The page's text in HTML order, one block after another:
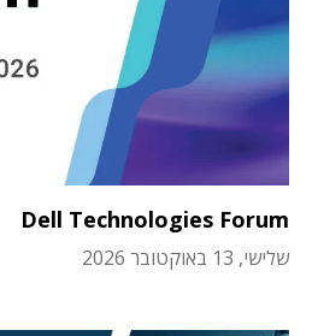
Dell Technologies Forum
שלישי, 13 באוקטובר 2026